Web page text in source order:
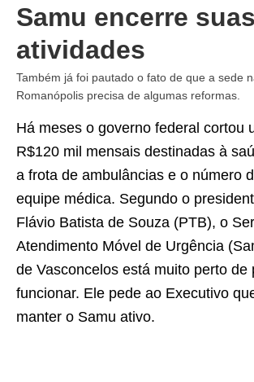
Samu encerre suas
atividades
Também já foi pautado o fato de que a sede
Romanópolis precisa de algumas reformas.
Há meses o governo federal cortou
R$120 mil mensais destinadas à
a frota de ambulâncias e o número
equipe médica. Segundo o
Flávio Batista de Souza (PTB), o
Atendimento Móvel de Urgência
de Vasconcelos está muito perto de
funcionar. Ele pede ao Executivo
manter o Samu ativo.